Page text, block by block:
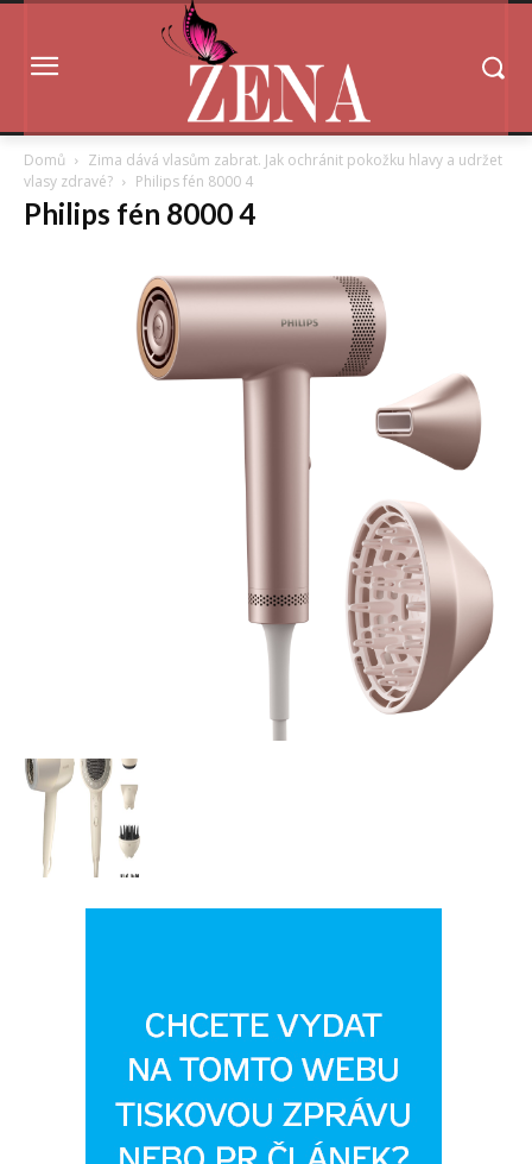
Domů
Zima dává vlasům zabrat. Jak ochránit pokožku hlavy a udržet
vlasy zdravé?
Philips fén 8000 4
Philips fén 8000 4